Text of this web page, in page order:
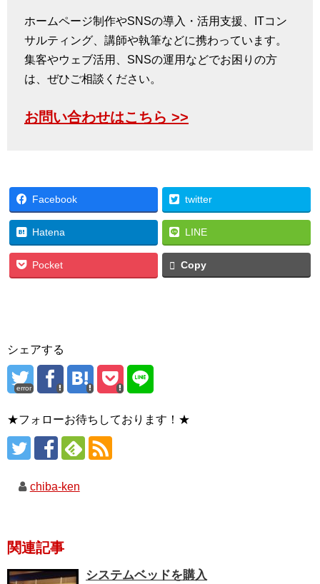
ホームページ制作やSNSの導入・活用支援、ITコン
サルティング、講師や執筆などに携わっています。
集客やウェブ活用、SNSの運用などでお困りの方
は、ぜひご相談ください。
お問い合わせはこちら >>
Facebook twitter
Hatena LINE
Pocket Copy
シェアする
error
★フォローお待ちしております！★
chiba-ken
関連記事
システムベッドを購入